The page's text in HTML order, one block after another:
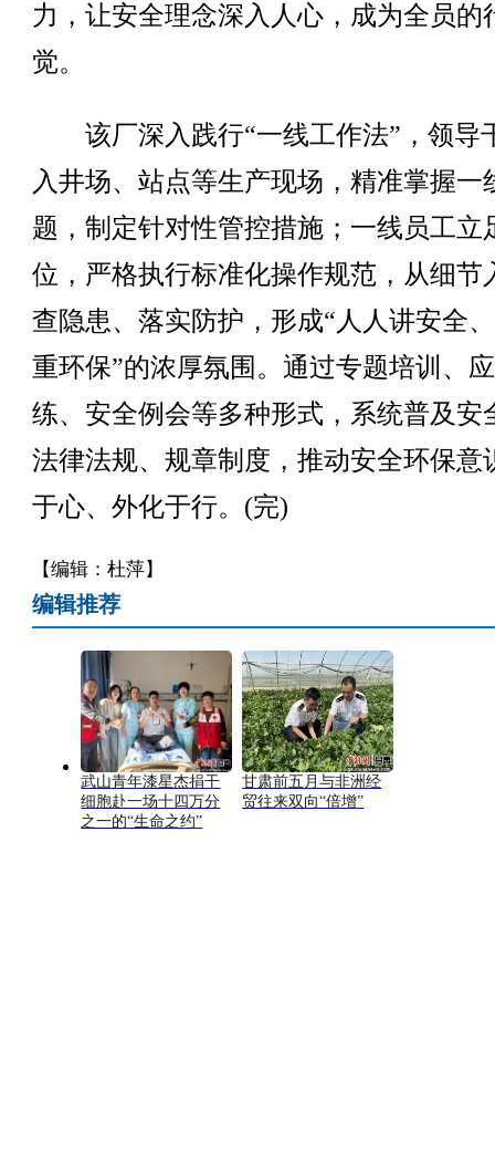
力，让安全理念深入人心，成为全员的
觉。
该厂深入践行“一线工作法”，领导
入井场、站点等生产现场，精准掌握一
题，制定针对性管控措施；一线员工立
位，严格执行标准化操作规范，从细节
查隐患、落实防护，形成“人人讲安全
重环保”的浓厚氛围。通过专题培训、
练、安全例会等多种形式，系统普及安
法律法规、规章制度，推动安全环保意
于心、外化于行。(完)
【编辑：杜萍】
编辑推荐
武山青年漆星杰捐干
细胞赴一场十四万分
之一的“生命之约”
甘肃前五月与非洲经
贸往来双向“倍增”